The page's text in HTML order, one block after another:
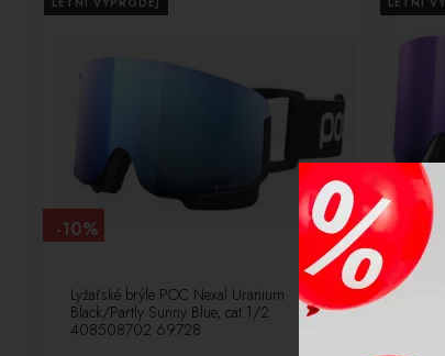
Lyžařské brýle POC Nexal Uranium
Black/Partly Sunny Blue, cat.1/2
408508702 69728
-10% -10%